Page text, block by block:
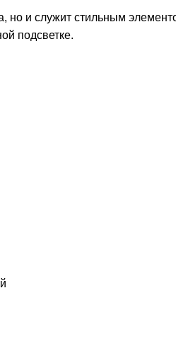
но и служит стильным
подсветке.